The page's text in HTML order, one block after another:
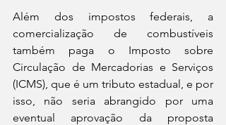
Além dos impostos federais, a
comercialização de combustíveis
também paga o Imposto sobre
Circulação de Mercadorias e Serviços
(ICMS), que é um tributo estadual, e por
isso, não seria abrangido por uma
eventual aprovação da proposta